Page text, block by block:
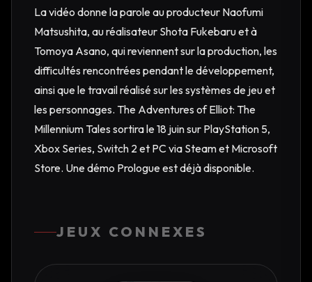
La vidéo donne la parole au producteur Naofumi
Matsushita, au réalisateur Shota Fukebaru et à
Tomoya Asano, qui reviennent sur la production, les
difficultés rencontrées pendant le développement,
ainsi que le travail réalisé sur les systèmes de jeu et
les personnages. The Adventures of Elliot: The
Millennium Tales sortira le 18 juin sur PlayStation 5,
Xbox Series, Switch 2 et PC via Steam et Microsoft
Store. Une démo Prologue est déjà disponible.
JEUX CONNEXES